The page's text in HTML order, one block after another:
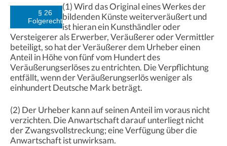
§ 26
Folgerecht
(1) Wird das Original eines Werkes der
bildenden Künste weiterveräußert und
ist hieran ein Kunsthändler oder
Versteigerer als Erwerber, Veräußerer oder Vermittler
beteiligt, so hat der Veräußerer dem Urheber einen
Anteil in Höhe von fünf vom Hundert des
Veräußerungserlöses zu entrichten. Die Verpflichtung
entfällt, wenn der Veräußerungserlös weniger als
einhundert Deutsche Mark beträgt.
(2) Der Urheber kann auf seinen Anteil im voraus nicht
verzichten. Die Anwartschaft darauf unterliegt nicht
der Zwangsvollstreckung; eine Verfügung über die
Anwartschaft ist unwirksam.